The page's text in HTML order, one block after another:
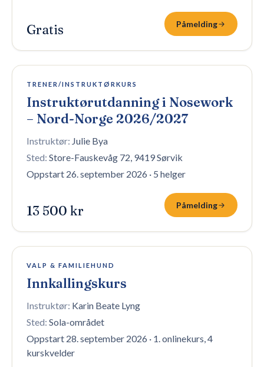
Gratis Påmelding
8 plasser igjen
TRENER/INSTRUKTØRKURS
Instruktørutdanning i Nosework
– Nord-Norge 2026/2027
Instruktør: Julie Bya
Sted: Store-Fauskevåg 72, 9419 Sørvik
Oppstart 26. september 2026 · 5 helger
13 500 kr Påmelding
6 plasser igjen
VALP & FAMILIEHUND
Innkallingskurs
Instruktør: Karin Beate Lyng
Sted: Sola-området
Oppstart 28. september 2026 · 1. onlinekurs, 4
kurskvelder